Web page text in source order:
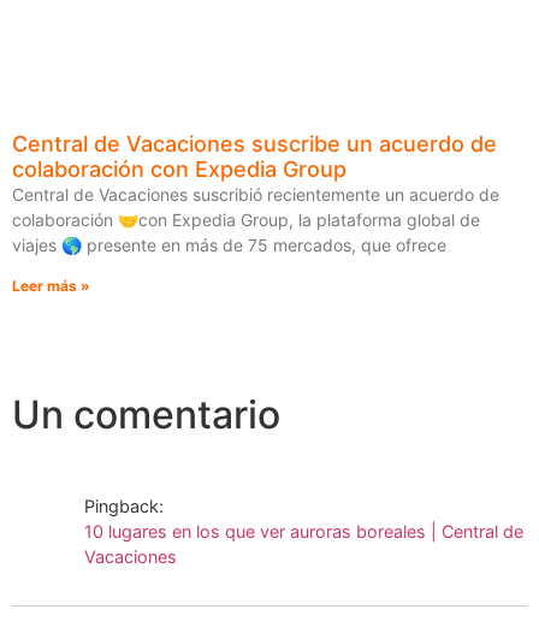
Central de Vacaciones suscribe un acuerdo de
colaboración con Expedia Group
Central de Vacaciones suscribió recientemente un acuerdo de
colaboración 🤝con Expedia Group, la plataforma global de
viajes 🌎 presente en más de 75 mercados, que ofrece
Leer más »
Un comentario
Pingback:
10 lugares en los que ver auroras boreales | Central de
Vacaciones